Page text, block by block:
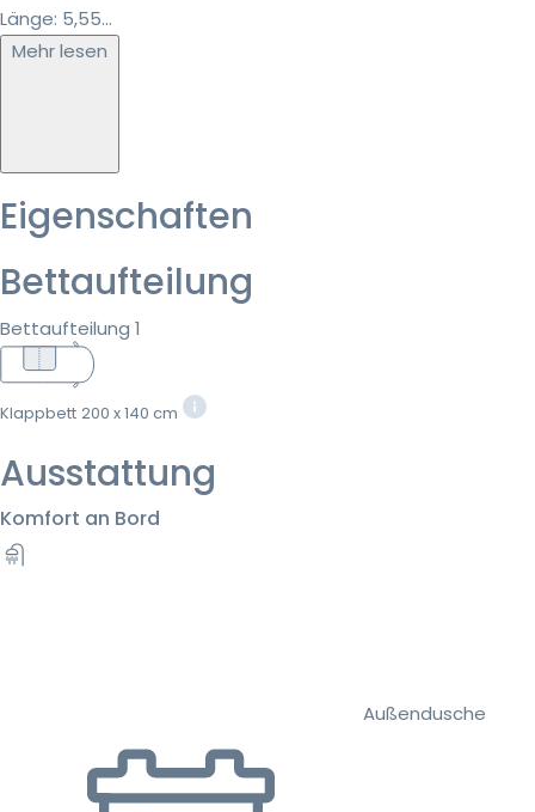
Länge: 5,55...
Mehr lesen
Eigenschaften
Bettaufteilung
Bettaufteilung 1
Klappbett 200 x 140 cm
Ausstattung
Komfort an Bord
Außendusche